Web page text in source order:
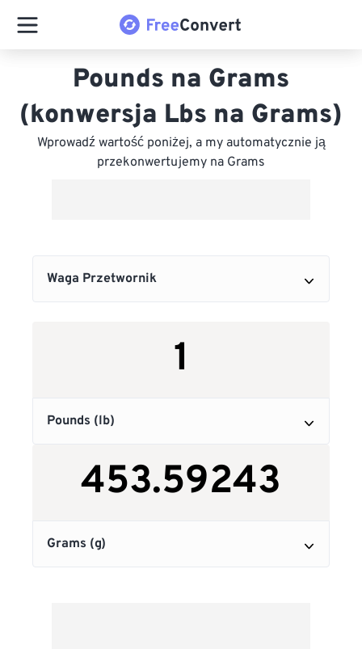
Pounds na Grams
(konwersja Lbs na Grams)
Wprowadź wartość poniżej, a my automatycznie ją
przekonwertujemy na Grams